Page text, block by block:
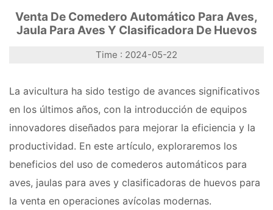
Venta De Comedero Automático Para Aves,
Jaula Para Aves Y Clasificadora De Huevos
Time : 2024-05-22
La avicultura ha sido testigo de avances significativos
en los últimos años, con la introducción de equipos
innovadores diseñados para mejorar la eficiencia y la
productividad. En este artículo, exploraremos los
beneficios del uso de comederos automáticos para
aves, jaulas para aves y clasificadoras de huevos para
la venta en operaciones avícolas modernas.